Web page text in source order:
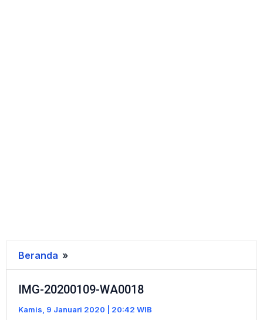
Beranda »
20200109-
WA0018
IMG-20200109-WA0018
Kamis, 9 Januari 2020 | 20:42 WIB